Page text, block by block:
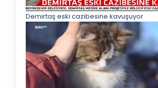
Demirtaş eski cazibesine kavuşuyor